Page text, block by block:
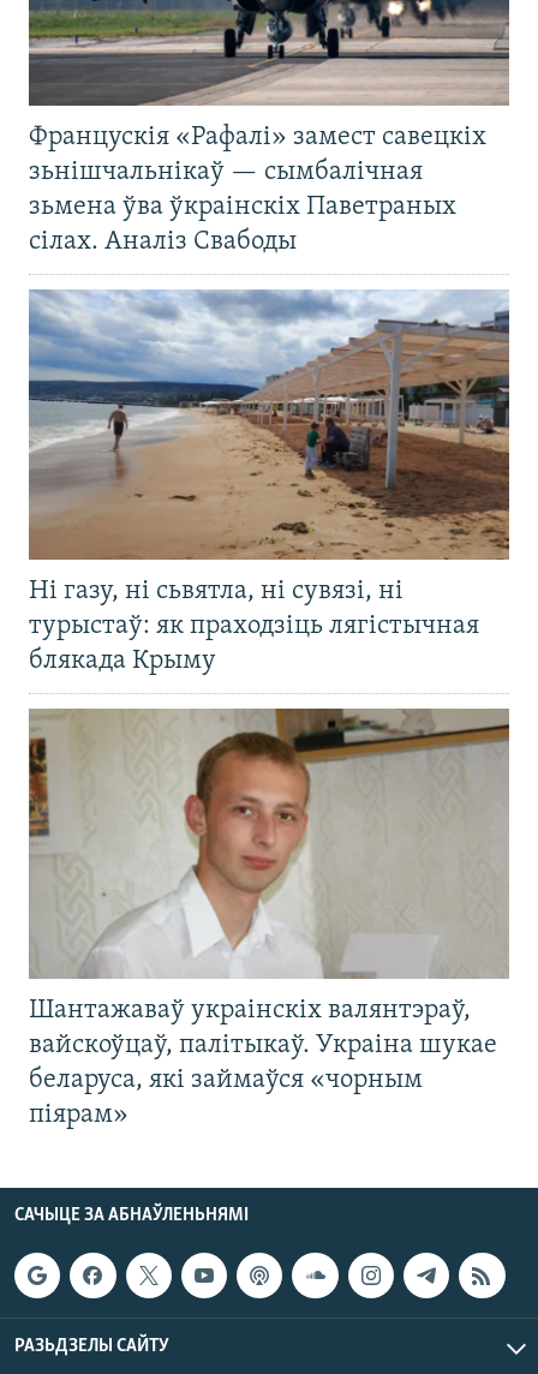
Францускія «Рафалі» замест савецкіх
зьнішчальнікаў — сымбалічная
зьмена ўва ўкраінскіх Паветраных
сілах. Аналіз Свабоды
Ні газу, ні сьвятла, ні сувязі, ні
турыстаў: як праходзіць лягістычная
блякада Крыму
Шантажаваў украінскіх валянтэраў,
вайскоўцаў, палітыкаў. Украіна шукае
беларуса, які займаўся «чорным
піярам»
САЧЫЦЕ ЗА АБНАЎЛЕНЬНЯМІ
РАЗЬДЗЕЛЫ САЙТУ